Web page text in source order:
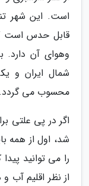
قابل حدس است
وهوای آن دارد.
شمال ایران و
محسوب می گردد.
اگر در پی علتی
شد، اول از همه
را می توانید
از نظر اقلیم